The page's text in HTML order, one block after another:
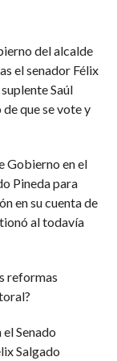
del alcalde
el senador Félix
Saúl
que se vote y
Gobierno en el
Pineda para
en su cuenta de
al todavía
reformas
Senado
Salgado